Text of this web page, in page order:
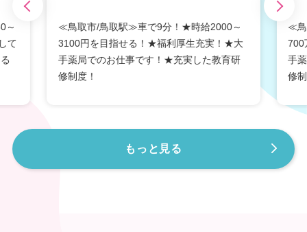
また、鳥取県の病院・診療所、薬局・医療施設で働く薬
剤師の平均年齢は46.8歳。全国の平均年齢45.3歳と比較
すると、やや高くなっております。
鳥取県では、薬剤師を育成するための「新人薬剤師育成
プログラム」を実施しています。本プログラムでは、経
このように、鳥取県では、新人薬剤師を育成するプログ
～
て
≪鳥取市/鳥取駅≫車で9分！★時給2000～
3100円を目指せる！★福利厚生充実！★大
手薬局でのお仕事です！★充実した教育研
修制度！
≪鳥
700
手
修
もっと見る